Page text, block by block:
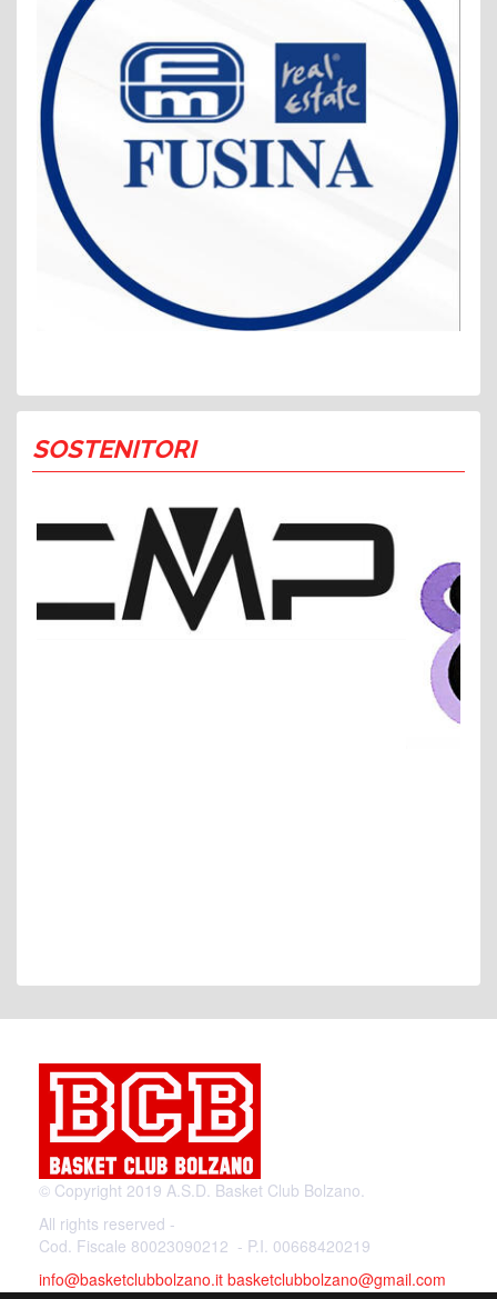
SOSTENITORI
© Copyright 2019 A.S.D. Basket Club Bolzano.
All rights reserved -
Cod. Fiscale 80023090212 - P.I. 00668420219
info@basketclubbolzano.it basketclubbolzano@gmail.com